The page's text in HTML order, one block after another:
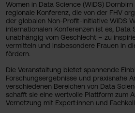
Women in Data Science (WiDS)
regionale Konferenz, die von der FHV
der globalen Non-Profit-Initiative WiDS
internationalen Konferenzen ist es, Data
unabhängig vom Geschlecht – zu
vermitteln und insbesondere Frauen in
fördern.
Die Veranstaltung bietet spannende
Forschungsergebnisse und praxisnahe
verschiedenen Bereichen von Data
schafft sie eine wertvolle Plattform zum
Vernetzung mit Expert:innen und